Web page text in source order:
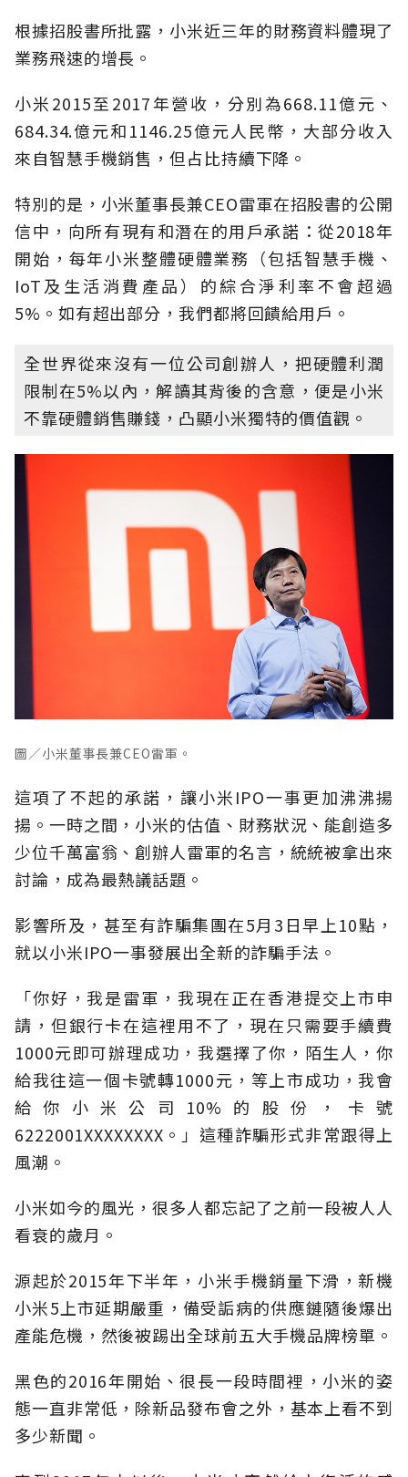
根據招股書所批露，小米近三年的財務資料體現了
業務飛速的增長。
小米2015至2017年營收，分別為668.11億元、
684.34.億元和1146.25億元人民幣，大部分收入
來自智慧手機銷售，但占比持續下降。
特別的是，小米董事長兼CEO雷軍在招股書的公開
信中，向所有現有和潛在的用戶承諾：從2018年
開始，每年小米整體硬體業務（包括智慧手機、
IoT及生活消費產品）的綜合淨利率不會超過
5%。如有超出部分，我們都將回饋給用戶。
全世界從來沒有一位公司創辦人，把硬體利潤
限制在5%以內，解讀其背後的含意，便是小米
不靠硬體銷售賺錢，凸顯小米獨特的價值觀。
圖／小米董事長兼CEO雷軍。
這項了不起的承諾，讓小米IPO一事更加沸沸揚
揚。一時之間，小米的估值、財務狀況、能創造多
少位千萬富翁、創辦人雷軍的名言，統統被拿出來
討論，成為最熱議話題。
影響所及，甚至有詐騙集團在5月3日早上10點，
就以小米IPO一事發展出全新的詐騙手法。
「你好，我是雷軍，我現在正在香港提交上市申
請，但銀行卡在這裡用不了，現在只需要手續費
1000元即可辦理成功，我選擇了你，陌生人，你
給我往這一個卡號轉1000元，等上市成功，我會
給你小米公司10%的股份，卡號
6222001XXXXXXXX。」這種詐騙形式非常跟得上
風潮。
小米如今的風光，很多人都忘記了之前一段被人人
看衰的歲月。
源起於2015年下半年，小米手機銷量下滑，新機
小米5上市延期嚴重，備受詬病的供應鏈隨後爆出
產能危機，然後被踢出全球前五大手機品牌榜單。
黑色的2016年開始、很長一段時間裡，小米的姿
態一直非常低，除新品發布會之外，基本上看不到
多少新聞。